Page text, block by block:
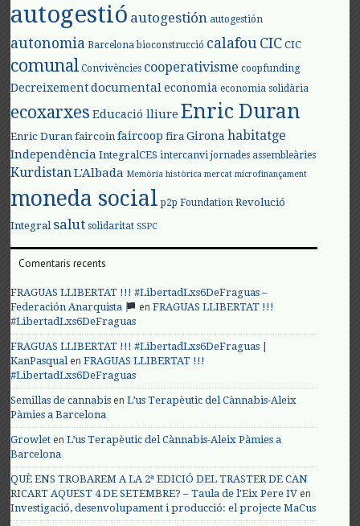
autogestió autogestión autogestión
autonomia Barcelona bioconstrucció calafouCIC CIC
comunal Convivències cooperativisme coopfunding
Decreixement documental economia economia solidària
ecoxarxes Educació lliure Enric Duran
Enric Duran faircoin faircoop fira Girona habitatge
Independència IntegralCES intercanvi jornades assembleàries
KurdistanL'Albada Memòria històrica mercat microfinançament
moneda social p2p Foundation Revolució
Integral salut solidaritat SSPC
Comentaris recents
FRAGUAS LLIBERTAT !!! #LibertadLxs6DeFraguas –
Federación Anarquista
enFRAGUAS LLIBERTAT !!!
#LibertadLxs6DeFraguas
FRAGUAS LLIBERTAT !!! #LibertadLxs6DeFraguas |
KanPasqualenFRAGUAS LLIBERTAT !!!
#LibertadLxs6DeFraguas
Semillas de cannabis enL’us Terapèutic del Cànnabis-Aleix
Pàmies a Barcelona
Growlet enL’us Terapèutic del Cànnabis-Aleix Pàmies a
Barcelona
QUÈ ENS TROBAREM A LA 2ª EDICIÓ DEL TRASTER DE CAN
RICART AQUEST 4 DE SETEMBRE? – Taula de l'Eix Pere IV en
Investigació, desenvolupament i producció: el projecte MaCus